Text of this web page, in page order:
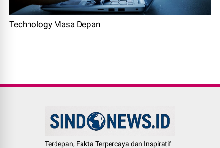
Technology Masa Depan
Terdepan, Fakta Terpercaya dan Inspiratif